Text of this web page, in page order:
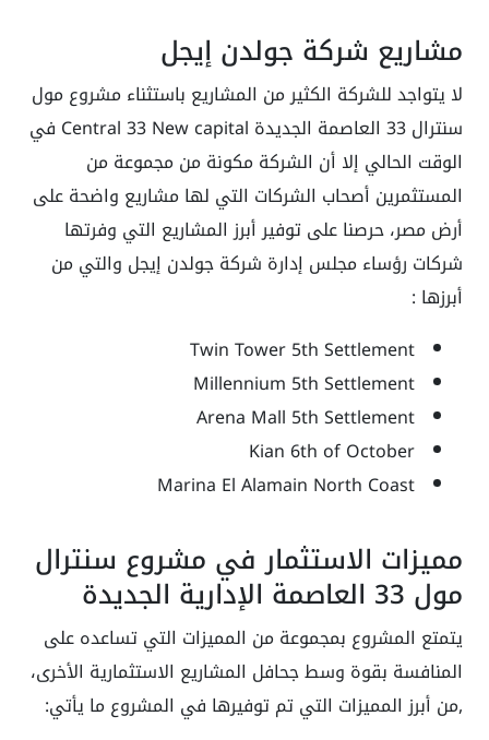
مشاريع شركة جولدن إيجل
لا يتواجد للشركة الكثير من المشاريع باستثناء مشروع مول
سنترال 33 العاصمة الجديدة Central 33 New capital في
الوقت الحالي إلا أن الشركة مكونة من مجموعة من
المستثمرين أصحاب الشركات التي لها مشاريع واضحة على
أرض مصر، حرصنا على توفير أبرز المشاريع التي وفرتها
شركات رؤساء مجلس إدارة شركة جولدن إيجل والتي من
أبرزها :
Twin Tower 5th Settlement
Millennium 5th Settlement
Arena Mall 5th Settlement
Kian 6th of October
Marina El Alamain North Coast
مميزات الاستثمار في مشروع سنترال
مول 33 العاصمة الإدارية الجديدة
يتمتع المشروع بمجموعة من المميزات التي تساعده على
المنافسة بقوة وسط جحافل المشاريع الاستثمارية الأخرى،
,من أبرز المميزات التي تم توفيرها في المشروع ما يأتي: